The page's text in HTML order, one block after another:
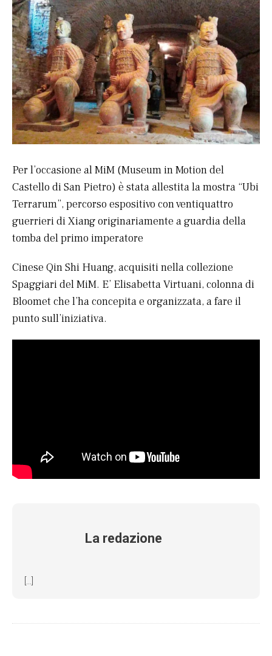
Per l’occasione al MiM (Museum in Motion del
Castello di San Pietro) è stata allestita la mostra “Ubi
Terrarum”, percorso espositivo con ventiquattro
guerrieri di Xiang originariamente a guardia della
tomba del primo imperatore
Cinese Qin Shi Huang, acquisiti nella collezione
Spaggiari del MiM. E’ Elisabetta Virtuani, colonna di
Bloomet che l’ha concepita e organizzata, a fare il
punto sull’iniziativa.
La redazione
[...]